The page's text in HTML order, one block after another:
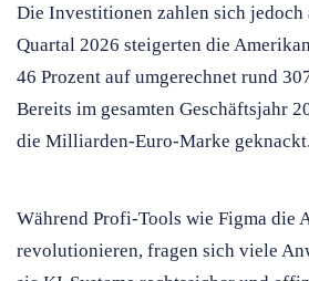
Die Investitionen zahlen sich jedoch
Quartal 2026 steigerten die
46 Prozent auf umgerechnet rund
Bereits im gesamten Geschäftsjahr
die Milliarden-Euro-Marke geknackt.
Während Profi-Tools wie Figma die
revolutionieren, fragen sich viele